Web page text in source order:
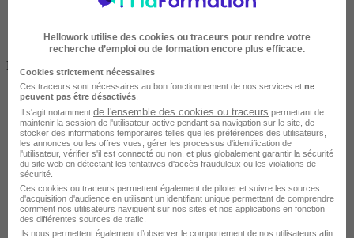
Finançable CPF
1800 €
Hellowork utilise des cookies ou traceurs pour rendre votre
recherche d’emploi ou de formation encore plus efficace.
Cookies strictement nécessaires
Ces traceurs sont nécessaires au bon fonctionnement de nos services et ne
peuvent pas être désactivés
Il s'agit notamment de l'ensemble des cookies ou traceurs permettant de
maintenir la session de l'utilisateur active pendant sa navigation sur le site, de
stocker des informations temporaires telles que les préférences des utilisateurs,
les annonces ou les offres vues, gérer les processus d'identification de
l'utilisateur, vérifier s'il est connecté ou non, et plus globalement garantir la sécurité
du site web en détectant les tentatives d'accès frauduleux ou les violations de
sécurité.
Ces cookies ou traceurs permettent également de piloter et suivre les sources
d'acquisition d'audience en utilisant un identifiant unique permettant de comprendre
comment nos utilisateurs naviguent sur nos sites et nos applications en fonction
des différentes sources de trafic.
Ils nous permettent également d’observer le comportement de nos utilisateurs afin